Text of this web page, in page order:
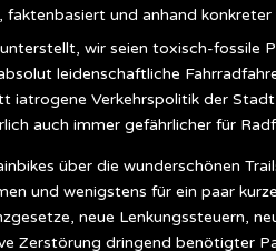
und anhand konkreter
wir seien toxisch-fossile
leidenschaftliche
iatrogene Verkehrspolitik der
auch immer gefährlicher für
über die wunderschönen
und wenigstens für ein paar
neue Lenkungssteuern,
Zerstörung dringend benötigter